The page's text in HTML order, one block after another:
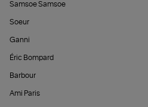
Samsoe Samsoe
Soeur
Ganni
Éric Bompard
Barbour
Ami Paris